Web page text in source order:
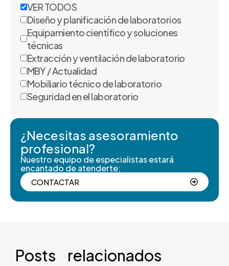
VER TODOS
Diseño y planificación de laboratorios
Equipamiento científico y soluciones
técnicas
Extracción y ventilación de laboratorio
MBY / Actualidad
Mobiliario técnico de laboratorio
Seguridad en el laboratorio
¿Necesitas asesoramiento
profesional?
Nuestro equipo de especialistas estará
encantado de atenderte:
CONTACTAR
Posts relacionados